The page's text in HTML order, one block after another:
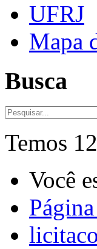
UFRJ
Mapa
Busca
Temos
Você